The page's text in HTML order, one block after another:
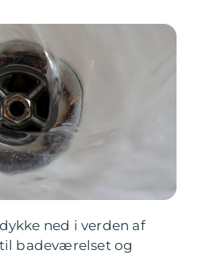
ned i verden af
badeværelset og